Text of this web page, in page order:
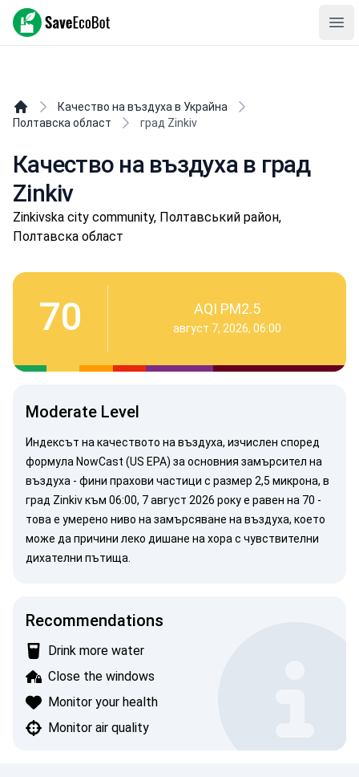
SaveEcoBot
Качество на въздуха в Украйна
Полтавска област
град Zinkiv
Качество на въздуха в град
Zinkiv
Zinkivska city community, Полтавський район,
Полтавска област
70 AQI PM2.5
август 7, 2026, 06:00
Moderate Level
Индексът на качеството на въздуха, изчислен според
формула NowCast (US EPA) за основния замърсител на
въздуха - фини прахови частици с размер 2,5 микрона, в
град Zinkiv към 06:00, 7 август 2026 року е равен на 70 -
това е умерено ниво на замърсяване на въздуха, което
може да причини леко дишане на хора с чувствителни
дихателни пътища.
Recommendations
Drink more water
Close the windows
Monitor your health
Monitor air quality